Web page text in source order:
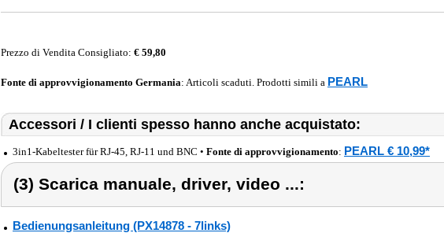
Prezzo di Vendita Consigliato: € 59,80
Fonte di approvvigionamento Germania: Articoli scaduti. Prodotti simili a PEARL
Accessori / I clienti spesso hanno anche acquistato:
3in1-Kabeltester für RJ-45, RJ-11 und BNC • Fonte di approvvigionamento: PEARL € 10,99*
(3) Scarica manuale, driver, video ...:
Bedienungsanleitung (PX14878 - 7links)